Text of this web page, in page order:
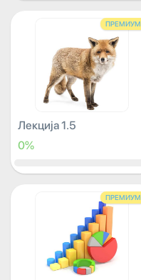
ПРЕМИУМ
Лекција 1.5
0%
ПРЕМИУМ